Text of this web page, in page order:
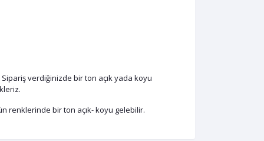
verdiğinizde bir ton açık yada koyu
renklerinde bir ton açık- koyu gelebilir.